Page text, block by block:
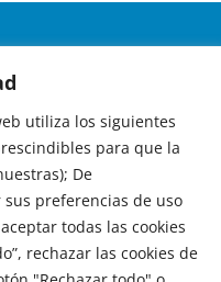
utiliza los siguientes
para que la
De
preferencias de uso
todas las cookies
rechazar las cookies de